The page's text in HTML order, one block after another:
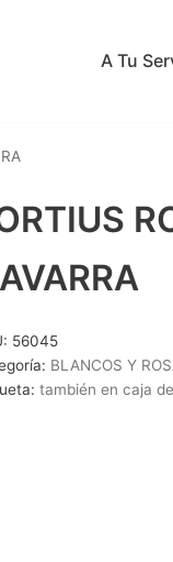
A Tu
56045
BLANCOS Y
también en caja